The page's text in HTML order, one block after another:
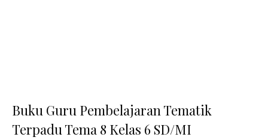
Buku Guru Pembelajaran Tematik
Terpadu Tema 8 Kelas 6 SD/MI